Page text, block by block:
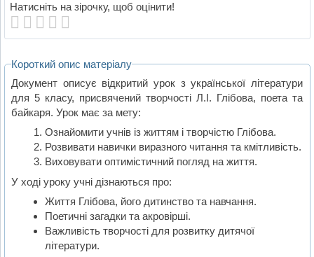
Натисніть на зірочку, щоб оцінити!
Короткий опис матеріалу
Документ описує відкритий урок з української літератури
для 5 класу, присвячений творчості Л.І. Глібова, поета та
байкаря. Урок має за мету:
Ознайомити учнів із життям і творчістю Глібова.
Розвивати навички виразного читання та кмітливість.
Виховувати оптимістичний погляд на життя.
У ході уроку учні дізнаються про:
Життя Глібова, його дитинство та навчання.
Поетичні загадки та акровірші.
Важливість творчості для розвитку дитячої
літератури.